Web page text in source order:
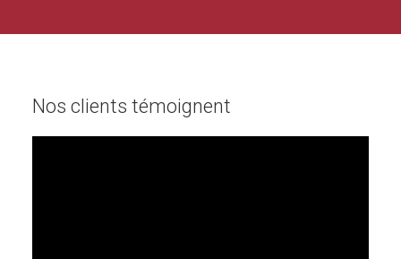
Nos clients témoignent